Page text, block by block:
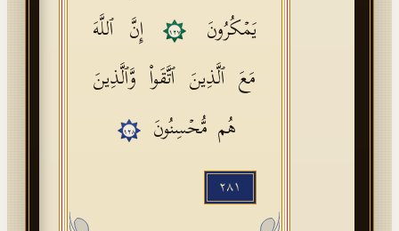
یَمۡكُرُونَ
١٢٧
إِنَّ ٱللَّهَ
مَعَ ٱلَّذِینَ ٱتَّقَوا۟ وَّٱلَّذِینَ
هُم مُّحۡسِنُونَ
١٢٨
٢٨١